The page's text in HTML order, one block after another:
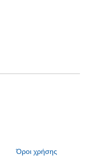
Όροι χρήσης